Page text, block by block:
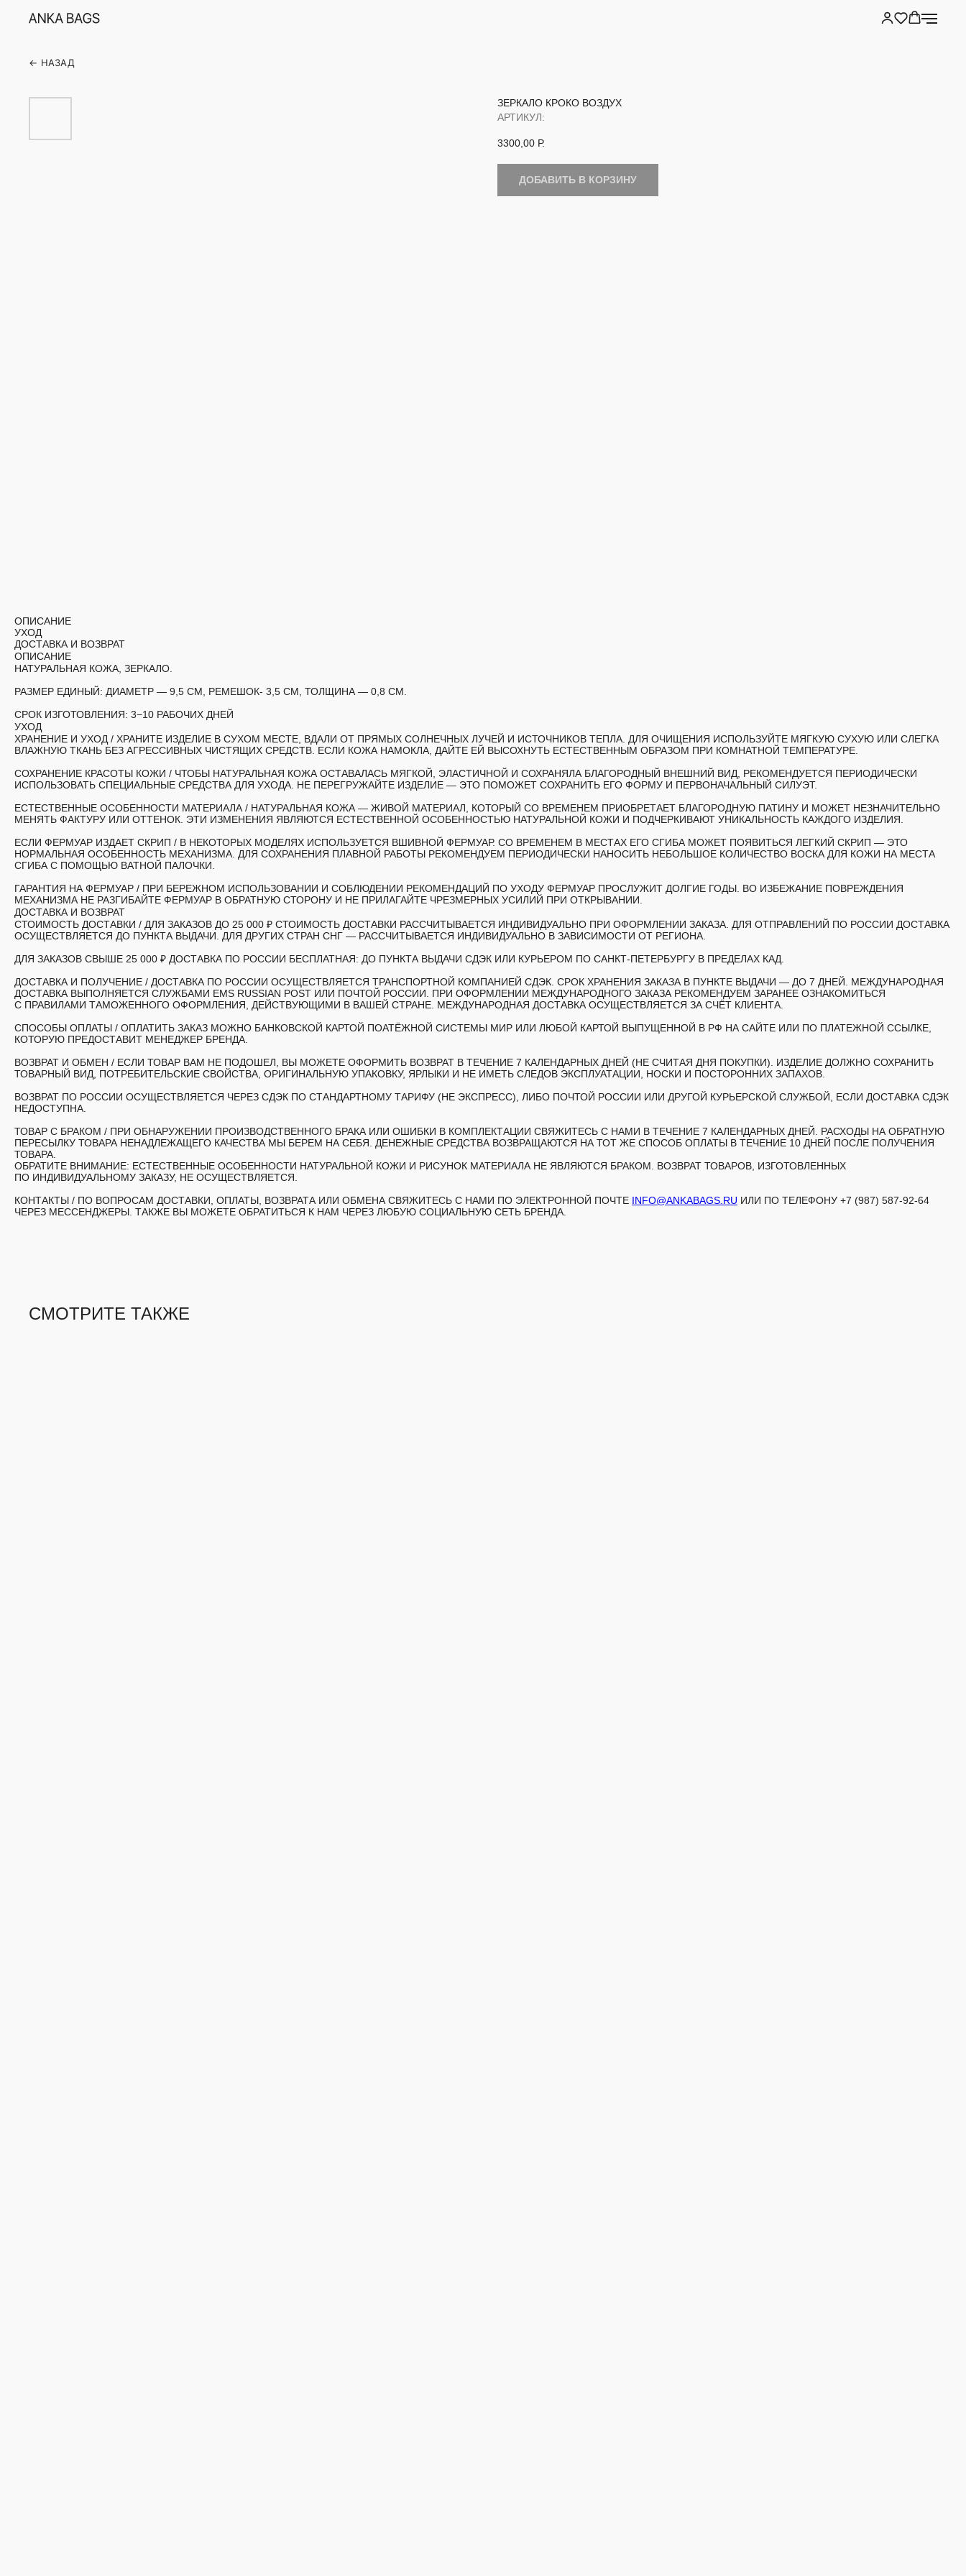
← НАЗАД
ЗЕРКАЛО КРОКО ВОЗДУХ
АРТИКУЛ:
3300,00 Р.
ДОБАВИТЬ В КОРЗИНУ
ОПИСАНИЕ
УХОД
ДОСТАВКА И ВОЗВРАТ
ОПИСАНИЕ
НАТУРАЛЬНАЯ КОЖА, ЗЕРКАЛО.
РАЗМЕР ЕДИНЫЙ: ДИАМЕТР — 9,5 СМ, РЕМЕШОК- 3,5 СМ, ТОЛЩИНА — 0,8 СМ.
СРОК ИЗГОТОВЛЕНИЯ: 3−10 РАБОЧИХ ДНЕЙ
УХОД
ХРАНЕНИЕ И УХОД / ХРАНИТЕ ИЗДЕЛИЕ В СУХОМ МЕСТЕ, ВДАЛИ ОТ ПРЯМЫХ СОЛНЕЧНЫХ ЛУЧЕЙ И ИСТОЧНИКОВ ТЕПЛА. ДЛЯ ОЧИЩЕНИЯ ИСПОЛЬЗУЙТЕ МЯГКУЮ СУХУЮ ИЛИ СЛЕГКА
ВЛАЖНУЮ ТКАНЬ БЕЗ АГРЕССИВНЫХ ЧИСТЯЩИХ СРЕДСТВ. ЕСЛИ КОЖА НАМОКЛА, ДАЙТЕ ЕЙ ВЫСОХНУТЬ ЕСТЕСТВЕННЫМ ОБРАЗОМ ПРИ КОМНАТНОЙ ТЕМПЕРАТУРЕ.
СОХРАНЕНИЕ КРАСОТЫ КОЖИ / ЧТОБЫ НАТУРАЛЬНАЯ КОЖА ОСТАВАЛАСЬ МЯГКОЙ, ЭЛАСТИЧНОЙ И СОХРАНЯЛА БЛАГОРОДНЫЙ ВНЕШНИЙ ВИД, РЕКОМЕНДУЕТСЯ ПЕРИОДИЧЕСКИ
ИСПОЛЬЗОВАТЬ СПЕЦИАЛЬНЫЕ СРЕДСТВА ДЛЯ УХОДА. НЕ ПЕРЕГРУЖАЙТЕ ИЗДЕЛИЕ — ЭТО ПОМОЖЕТ СОХРАНИТЬ ЕГО ФОРМУ И ПЕРВОНАЧАЛЬНЫЙ СИЛУЭТ.
ЕСТЕСТВЕННЫЕ ОСОБЕННОСТИ МАТЕРИАЛА / НАТУРАЛЬНАЯ КОЖА — ЖИВОЙ МАТЕРИАЛ, КОТОРЫЙ СО ВРЕМЕНЕМ ПРИОБРЕТАЕТ БЛАГОРОДНУЮ ПАТИНУ И МОЖЕТ НЕЗНАЧИТЕЛЬНО
МЕНЯТЬ ФАКТУРУ ИЛИ ОТТЕНОК. ЭТИ ИЗМЕНЕНИЯ ЯВЛЯЮТСЯ ЕСТЕСТВЕННОЙ ОСОБЕННОСТЬЮ НАТУРАЛЬНОЙ КОЖИ И ПОДЧЕРКИВАЮТ УНИКАЛЬНОСТЬ КАЖДОГО ИЗДЕЛИЯ.
ЕСЛИ ФЕРМУАР ИЗДАЕТ СКРИП / В НЕКОТОРЫХ МОДЕЛЯХ ИСПОЛЬЗУЕТСЯ ВШИВНОЙ ФЕРМУАР. СО ВРЕМЕНЕМ В МЕСТАХ ЕГО СГИБА МОЖЕТ ПОЯВИТЬСЯ ЛЕГКИЙ СКРИП — ЭТО
НОРМАЛЬНАЯ ОСОБЕННОСТЬ МЕХАНИЗМА. ДЛЯ СОХРАНЕНИЯ ПЛАВНОЙ РАБОТЫ РЕКОМЕНДУЕМ ПЕРИОДИЧЕСКИ НАНОСИТЬ НЕБОЛЬШОЕ КОЛИЧЕСТВО ВОСКА ДЛЯ КОЖИ НА МЕСТА
СГИБА С ПОМОЩЬЮ ВАТНОЙ ПАЛОЧКИ.
ГАРАНТИЯ НА ФЕРМУАР / ПРИ БЕРЕЖНОМ ИСПОЛЬЗОВАНИИ И СОБЛЮДЕНИИ РЕКОМЕНДАЦИЙ ПО УХОДУ ФЕРМУАР ПРОСЛУЖИТ ДОЛГИЕ ГОДЫ. ВО ИЗБЕЖАНИЕ ПОВРЕЖДЕНИЯ
МЕХАНИЗМА НЕ РАЗГИБАЙТЕ ФЕРМУАР В ОБРАТНУЮ СТОРОНУ И НЕ ПРИЛАГАЙТЕ ЧРЕЗМЕРНЫХ УСИЛИЙ ПРИ ОТКРЫВАНИИ.
ДОСТАВКА И ВОЗВРАТ
СТОИМОСТЬ ДОСТАВКИ / ДЛЯ ЗАКАЗОВ ДО 25 000 ₽ СТОИМОСТЬ ДОСТАВКИ РАССЧИТЫВАЕТСЯ ИНДИВИДУАЛЬНО ПРИ ОФОРМЛЕНИИ ЗАКАЗА. ДЛЯ ОТПРАВЛЕНИЙ ПО РОССИИ ДОСТАВКА
ОСУЩЕСТВЛЯЕТСЯ ДО ПУНКТА ВЫДАЧИ. ДЛЯ ДРУГИХ СТРАН СНГ — РАССЧИТЫВАЕТСЯ ИНДИВИДУАЛЬНО В ЗАВИСИМОСТИ ОТ РЕГИОНА.
ДЛЯ ЗАКАЗОВ СВЫШЕ 25 000 ₽ ДОСТАВКА ПО РОССИИ БЕСПЛАТНАЯ: ДО ПУНКТА ВЫДАЧИ СДЭК ИЛИ КУРЬЕРОМ ПО САНКТ-ПЕТЕРБУРГУ В ПРЕДЕЛАХ КАД.
ДОСТАВКА И ПОЛУЧЕНИЕ / ДОСТАВКА ПО РОССИИ ОСУЩЕСТВЛЯЕТСЯ ТРАНСПОРТНОЙ КОМПАНИЕЙ СДЭК. СРОК ХРАНЕНИЯ ЗАКАЗА В ПУНКТЕ ВЫДАЧИ — ДО 7 ДНЕЙ. МЕЖДУНАРОДНАЯ
ДОСТАВКА ВЫПОЛНЯЕТСЯ СЛУЖБАМИ EMS RUSSIAN POST ИЛИ ПОЧТОЙ РОССИИ. ПРИ ОФОРМЛЕНИИ МЕЖДУНАРОДНОГО ЗАКАЗА РЕКОМЕНДУЕМ ЗАРАНЕЕ ОЗНАКОМИТЬСЯ
С ПРАВИЛАМИ ТАМОЖЕННОГО ОФОРМЛЕНИЯ, ДЕЙСТВУЮЩИМИ В ВАШЕЙ СТРАНЕ. МЕЖДУНАРОДНАЯ ДОСТАВКА ОСУЩЕСТВЛЯЕТСЯ ЗА СЧЁТ КЛИЕНТА.
СПОСОБЫ ОПЛАТЫ / ОПЛАТИТЬ ЗАКАЗ МОЖНО БАНКОВСКОЙ КАРТОЙ ПОАТЁЖНОЙ СИСТЕМЫ МИР ИЛИ ЛЮБОЙ КАРТОЙ ВЫПУЩЕННОЙ В РФ НА САЙТЕ ИЛИ ПО ПЛАТЕЖНОЙ ССЫЛКЕ,
КОТОРУЮ ПРЕДОСТАВИТ МЕНЕДЖЕР БРЕНДА.
ВОЗВРАТ И ОБМЕН / ЕСЛИ ТОВАР ВАМ НЕ ПОДОШЕЛ, ВЫ МОЖЕТЕ ОФОРМИТЬ ВОЗВРАТ В ТЕЧЕНИЕ 7 КАЛЕНДАРНЫХ ДНЕЙ (НЕ СЧИТАЯ ДНЯ ПОКУПКИ). ИЗДЕЛИЕ ДОЛЖНО СОХРАНИТЬ
ТОВАРНЫЙ ВИД, ПОТРЕБИТЕЛЬСКИЕ СВОЙСТВА, ОРИГИНАЛЬНУЮ УПАКОВКУ, ЯРЛЫКИ И НЕ ИМЕТЬ СЛЕДОВ ЭКСПЛУАТАЦИИ, НОСКИ И ПОСТОРОННИХ ЗАПАХОВ.
ВОЗВРАТ ПО РОССИИ ОСУЩЕСТВЛЯЕТСЯ ЧЕРЕЗ СДЭК ПО СТАНДАРТНОМУ ТАРИФУ (НЕ ЭКСПРЕСС), ЛИБО ПОЧТОЙ РОССИИ ИЛИ ДРУГОЙ КУРЬЕРСКОЙ СЛУЖБОЙ, ЕСЛИ ДОСТАВКА СДЭК
НЕДОСТУПНА.
ТОВАР С БРАКОМ / ПРИ ОБНАРУЖЕНИИ ПРОИЗВОДСТВЕННОГО БРАКА ИЛИ ОШИБКИ В КОМПЛЕКТАЦИИ СВЯЖИТЕСЬ С НАМИ В ТЕЧЕНИЕ 7 КАЛЕНДАРНЫХ ДНЕЙ. РАСХОДЫ НА ОБРАТНУЮ
ПЕРЕСЫЛКУ ТОВАРА НЕНАДЛЕЖАЩЕГО КАЧЕСТВА МЫ БЕРЕМ НА СЕБЯ. ДЕНЕЖНЫЕ СРЕДСТВА ВОЗВРАЩАЮТСЯ НА ТОТ ЖЕ СПОСОБ ОПЛАТЫ В ТЕЧЕНИЕ 10 ДНЕЙ ПОСЛЕ ПОЛУЧЕНИЯ
ТОВАРА.
ОБРАТИТЕ ВНИМАНИЕ: ЕСТЕСТВЕННЫЕ ОСОБЕННОСТИ НАТУРАЛЬНОЙ КОЖИ И РИСУНОК МАТЕРИАЛА НЕ ЯВЛЯЮТСЯ БРАКОМ. ВОЗВРАТ ТОВАРОВ, ИЗГОТОВЛЕННЫХ
ПО ИНДИВИДУАЛЬНОМУ ЗАКАЗУ, НЕ ОСУЩЕСТВЛЯЕТСЯ.
КОНТАКТЫ / ПО ВОПРОСАМ ДОСТАВКИ, ОПЛАТЫ, ВОЗВРАТА ИЛИ ОБМЕНА СВЯЖИТЕСЬ С НАМИ ПО ЭЛЕКТРОННОЙ ПОЧТЕ INFO@ANKABAGS.RU ИЛИ ПО ТЕЛЕФОНУ +7 (987) 587-92-64
ЧЕРЕЗ МЕССЕНДЖЕРЫ. ТАКЖЕ ВЫ МОЖЕТЕ ОБРАТИТЬСЯ К НАМ ЧЕРЕЗ ЛЮБУЮ СОЦИАЛЬНУЮ СЕТЬ БРЕНДА.
СМОТРИТЕ ТАКЖЕ